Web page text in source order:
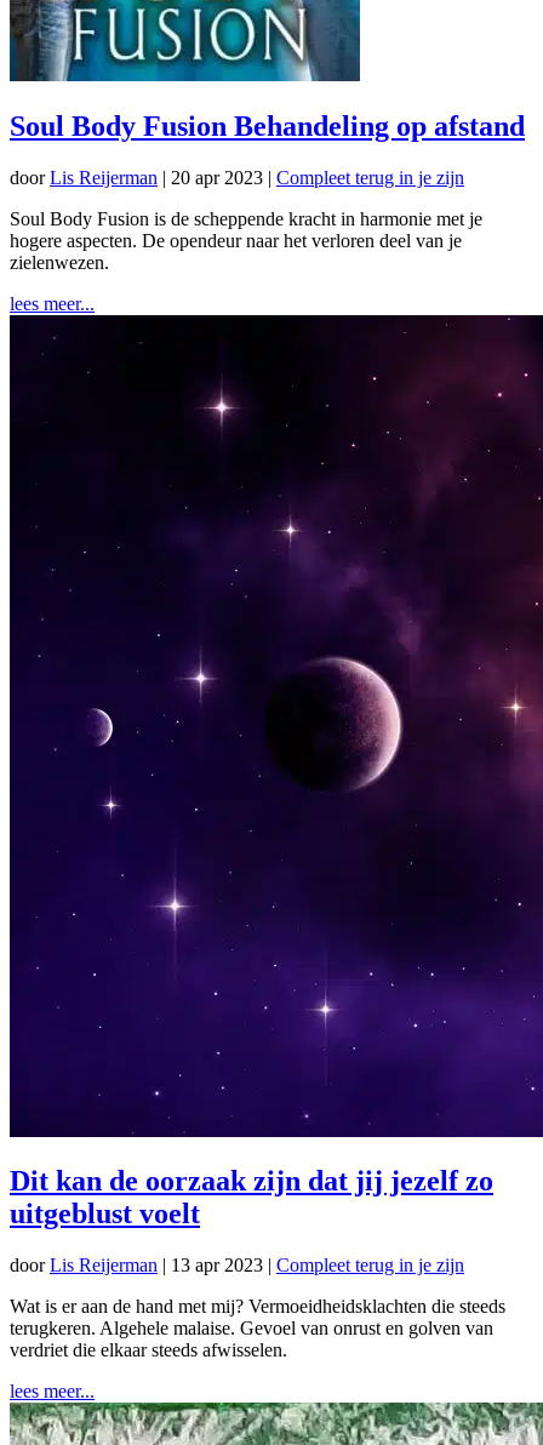
Soul Body Fusion Behandeling op afstand
doorLis Reijerman | 20 apr 2023 | Compleet terug in je zijn
Soul Body Fusion is de scheppende kracht in harmonie met je
hogere aspecten. De opendeur naar het verloren deel van je
zielenwezen.
lees meer...
Dit kan de oorzaak zijn dat jij jezelf zo
uitgeblust voelt
doorLis Reijerman | 13 apr 2023 | Compleet terug in je zijn
Wat is er aan de hand met mij? Vermoeidheidsklachten die steeds
terugkeren. Algehele malaise. Gevoel van onrust en golven van
verdriet die elkaar steeds afwisselen.
lees meer...